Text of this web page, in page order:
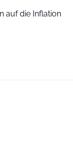
auf die Inflation